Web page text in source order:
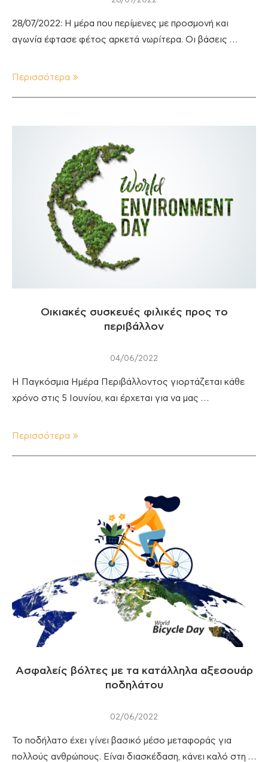
28/07/2022: Η μέρα που περίμενες με προσμονή και
αγωνία έφτασε φέτος αρκετά νωρίτερα. Οι βάσεις …
Περισσότερα
Οικιακές συσκευές φιλικές προς το
περιβάλλον
04/06/2022
Η Παγκόσμια Ημέρα Περιβάλλοντος γιορτάζεται κάθε
χρόνο στις 5 Ιουνίου, και έρχεται για να μας …
Περισσότερα
Ασφαλείς βόλτες με τα κατάλληλα αξεσουάρ
ποδηλάτου
02/06/2022
Το ποδήλατο έχει γίνει βασικό μέσο μεταφοράς για
πολλούς ανθρώπους. Είναι διασκέδαση, κάνει καλό στη …